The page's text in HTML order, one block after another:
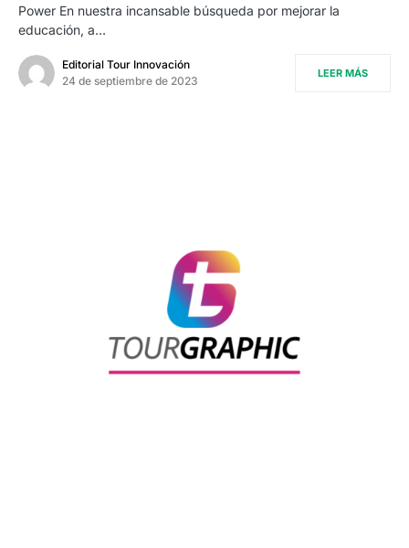
Power En nuestra incansable búsqueda por mejorar la
educación, a…
Editorial Tour Innovación
24 de septiembre de 2023
LEER MÁS